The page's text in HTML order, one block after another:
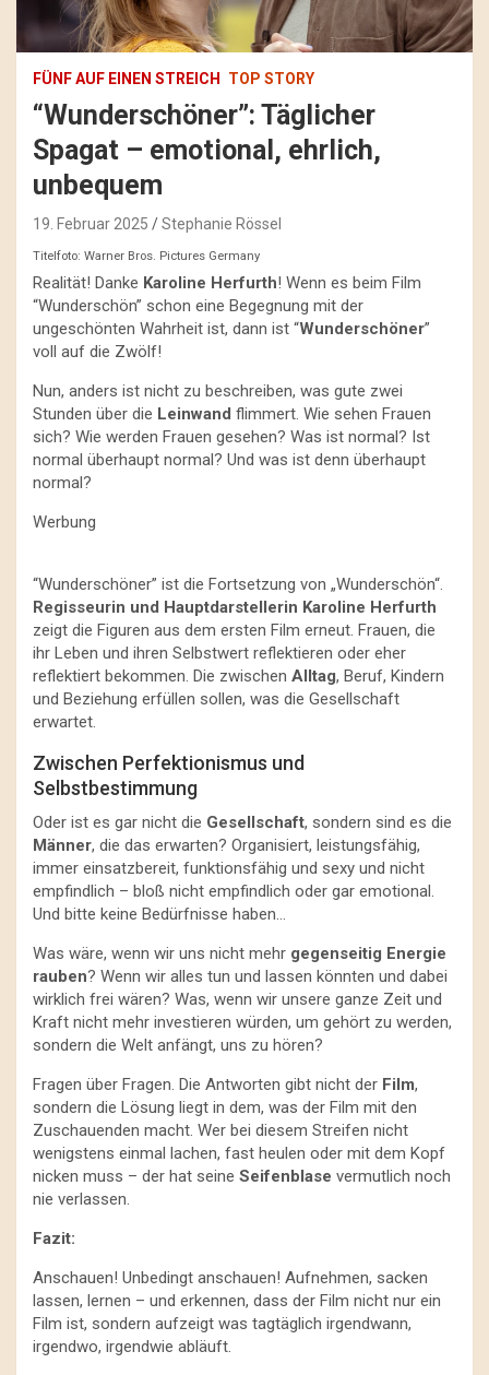
FÜNF AUF EINEN STREICH TOP STORY
“Wunderschöner”: Täglicher
Spagat – emotional, ehrlich,
unbequem
19. Februar 2025 Stephanie Rössel
Titelfoto: Warner Bros. Pictures Germany
Realität! Danke Karoline Herfurth! Wenn es beim Film
“Wunderschön” schon eine Begegnung mit der
ungeschönten Wahrheit ist, dann ist “Wunderschöner”
voll auf die Zwölf!
Nun, anders ist nicht zu beschreiben, was gute zwei
Stunden über die Leinwand flimmert. Wie sehen Frauen
sich? Wie werden Frauen gesehen? Was ist normal? Ist
normal überhaupt normal? Und was ist denn überhaupt
normal?
Werbung
“Wunderschöner” ist die Fortsetzung von „Wunderschön“.
Regisseurin und Hauptdarstellerin Karoline Herfurth
zeigt die Figuren aus dem ersten Film erneut. Frauen, die
ihr Leben und ihren Selbstwert reflektieren oder eher
reflektiert bekommen. Die zwischen Alltag, Beruf, Kindern
und Beziehung erfüllen sollen, was die Gesellschaft
erwartet.
Zwischen Perfektionismus und
Selbstbestimmung
Oder ist es gar nicht die Gesellschaft, sondern sind es die
Männer, die das erwarten? Organisiert, leistungsfähig,
immer einsatzbereit, funktionsfähig und sexy und nicht
empfindlich – bloß nicht empfindlich oder gar emotional.
Und bitte keine Bedürfnisse haben…
Was wäre, wenn wir uns nicht mehr gegenseitig Energie
rauben? Wenn wir alles tun und lassen könnten und dabei
wirklich frei wären? Was, wenn wir unsere ganze Zeit und
Kraft nicht mehr investieren würden, um gehört zu werden,
sondern die Welt anfängt, uns zu hören?
Fragen über Fragen. Die Antworten gibt nicht der Film,
sondern die Lösung liegt in dem, was der Film mit den
Zuschauenden macht. Wer bei diesem Streifen nicht
wenigstens einmal lachen, fast heulen oder mit dem Kopf
nicken muss – der hat seine Seifenblase vermutlich noch
nie verlassen.
Fazit:
Anschauen! Unbedingt anschauen! Aufnehmen, sacken
lassen, lernen – und erkennen, dass der Film nicht nur ein
Film ist, sondern aufzeigt was tagtäglich irgendwann,
irgendwo, irgendwie abläuft.